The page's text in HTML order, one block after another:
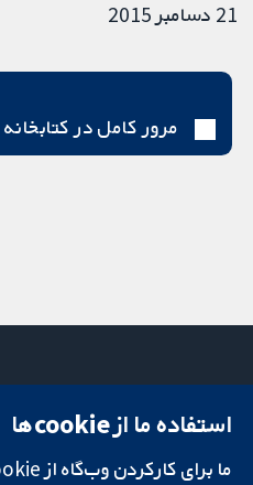
21 دسامبر 2015
مرور کامل در
تحقیقات قابل
میدان
لندن
استفاده ما از cookie‌ها